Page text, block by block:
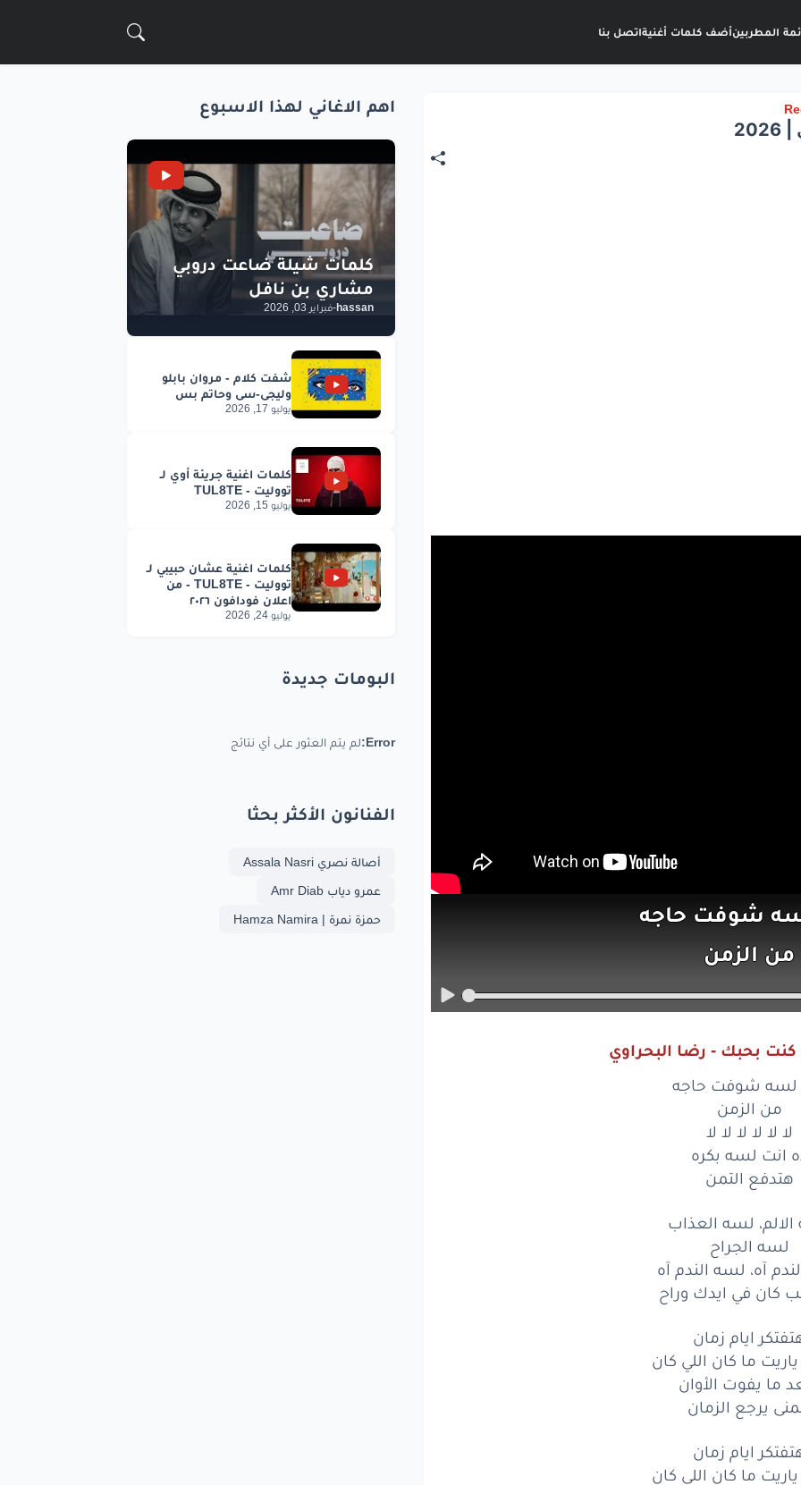
المطربينأضف كلمات أغنيةاتصل بنا
شوفت حاجه
من الزمن
لالالالالا
شوفت
من الزمن
لالالا لالا
لسهبكره
التمن
لسهالعذاب
الجراح
آه،لسهالندم
كانفي ايدك
لسهالعذاب
كنت بحبك - رضا البحراوي
لسه شوفت حاجه
من الزمن
لا لا لا لا لا لا
انت لسه بكره
هتدفع التمن
لسه العذاب
لسه الجراح
آه، لسه الندم آه
كان في ايدك وراح
ايام زمان
ما كان اللي كان
ما يفوت الأوان
يرجع الزمان
ايام زمان
ما كان اللي كان
اهم الاغاني لهذا الاسبوع
hassan
-فبراير 03, 2026
يوليو 17, 2026
يوليو 15, 2026
يوليو 24, 2026
البومات جديدة
Error: لم يتم العثور على أي نتائج
الفنانون الأكثر بحثا
أصالة نصري Assala Nasri
عمرو دياب Amr Diab
حمزة نمرة | Hamza Namira